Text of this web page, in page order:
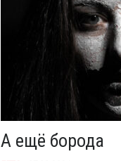
А ещё борода